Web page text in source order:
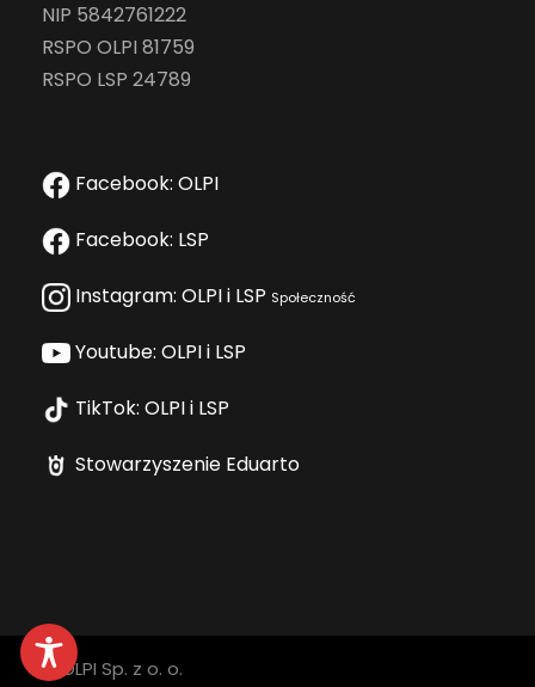
NIP 5842761222
RSPO OLPI 81759
RSPO LSP 24789
Facebook: OLPI
Facebook: LSP
Instagram: OLPI i LSP Społeczność
Youtube: OLPI i LSP
TikTok: OLPI i LSP
Stowarzyszenie Eduarto
© OLPI Sp. z o. o.